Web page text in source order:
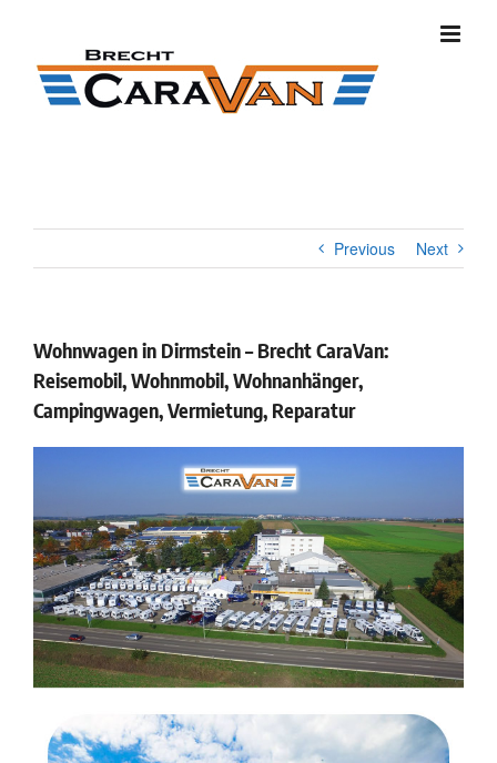
Previous Next
Wohnwagen in Dirmstein – Brecht CaraVan:
Reisemobil, Wohnmobil, Wohnanhänger,
Campingwagen, Vermietung, Reparatur